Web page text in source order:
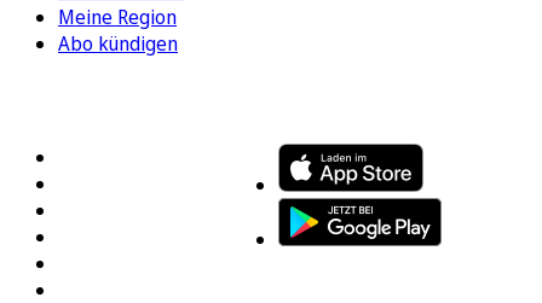
Meine Region
Abo kündigen